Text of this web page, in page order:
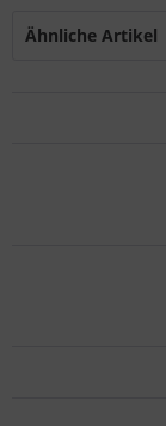
Ähnliche Artikel